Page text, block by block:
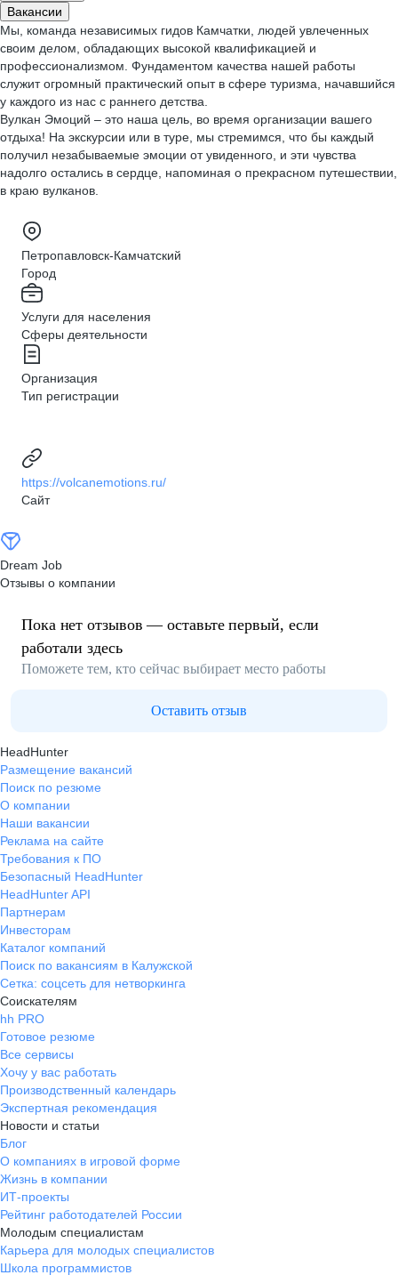
Вакансии
Мы, команда независимых гидов Камчатки, людей увлеченных
своим делом, обладающих высокой квалификацией и
профессионализмом. Фундаментом качества нашей работы
служит огромный практический опыт в сфере туризма, начавшийся
у каждого из нас с раннего детства.
Вулкан Эмоций – это наша цель, во время организации вашего
отдыха! На экскурсии или в туре, мы стремимся, что бы каждый
получил незабываемые эмоции от увиденного, и эти чувства
надолго остались в сердце, напоминая о прекрасном путешествии,
в краю вулканов.
Петропавловск-Камчатский
Город
Услуги для населения
Сферы деятельности
Организация
Тип регистрации
https://volcanemotions.ru/
Сайт
Dream Job
Отзывы о компании
Пока нет отзывов — оставьте первый, если
работали здесь
Поможете тем, кто сейчас выбирает место работы
Оставить отзыв
HeadHunter
Размещение вакансий
Поиск по резюме
О компании
Наши вакансии
Реклама на сайте
Требования к ПО
Безопасный HeadHunter
HeadHunter API
Партнерам
Инвесторам
Каталог компаний
Поиск по вакансиям в Калужской
Сетка: соцсеть для нетворкинга
Соискателям
hh PRO
Готовое резюме
Все сервисы
Хочу у вас работать
Производственный календарь
Экспертная рекомендация
Новости и статьи
Блог
О компаниях в игровой форме
Жизнь в компании
ИТ-проекты
Рейтинг работодателей России
Молодым специалистам
Карьера для молодых специалистов
Школа программистов